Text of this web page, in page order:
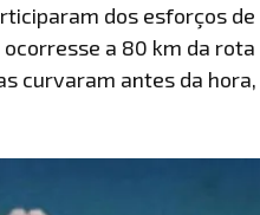
dos esforços
a 80 km da
curvaram antes da